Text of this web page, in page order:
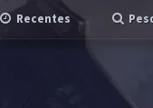
Recentes